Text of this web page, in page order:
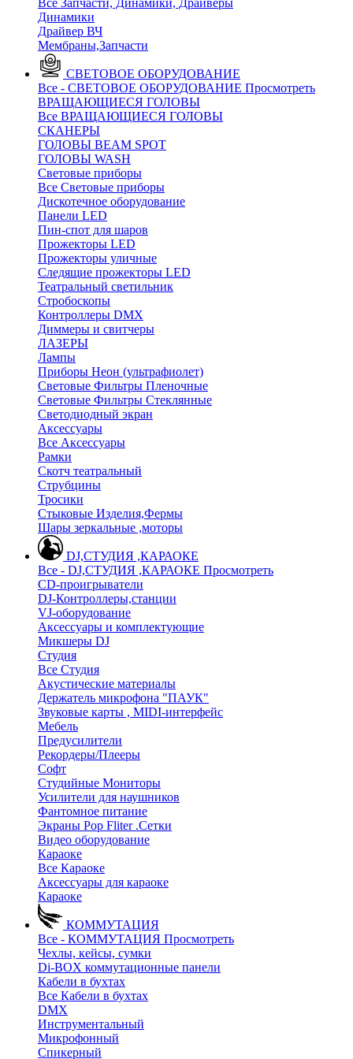
Все Запчасти, Динамики, Драйверы
Динамики
Драйвер ВЧ
Мембраны,Запчасти
СВЕТОВОЕ ОБОРУДОВАНИЕ
Все - СВЕТОВОЕ ОБОРУДОВАНИЕ Просмотреть
ВРАЩАЮЩИЕСЯ ГОЛОВЫ
Все ВРАЩАЮЩИЕСЯ ГОЛОВЫ
CКАНЕРЫ
ГОЛОВЫ BEAM SPOT
ГОЛОВЫ WASH
Световые приборы
Все Световые приборы
Дискотечное оборудование
Панели LED
Пин-спот для шаров
Прожекторы LED
Прожекторы уличные
Следящие прожекторы LED
Театральный светильник
Стробоскопы
Контроллеры DMX
Диммеры и свитчеры
ЛАЗЕРЫ
Лампы
Приборы Неон (ультрафиолет)
Световые Фильтры Пленочные
Световые Фильтры Стеклянные
Светодиодный экран
Аксессуары
Все Аксессуары
Рамки
Скотч театральный
Струбцины
Тросики
Стыковые Изделия,Фермы
Шары зеркальные ,моторы
DJ,СТУДИЯ ,КАРАОКЕ
Все - DJ,СТУДИЯ ,КАРАОКЕ Просмотреть
CD-проигрыватели
DJ-Контроллеры,станции
VJ-оборудование
Аксессуары и комплектующие
Микшеры DJ
Студия
Все Студия
Акустические материалы
Держатель микрофона "ПАУК"
Звуковые карты , MIDI-интерфейс
Мебель
Предусилители
Рекордеры/Плееры
Софт
Студийные Мониторы
Усилители для наушников
Фантомное питание
Экраны Pop Fliter .Сетки
Видео оборудование
Караоке
Все Караоке
Аксессуары для караоке
Караоке
КОММУТАЦИЯ
Все - КОММУТАЦИЯ Просмотреть
Чехлы, кейсы, сумки
Di-BOX коммутационные панели
Кабели в бухтах
Все Кабели в бухтах
DMX
Инструментальный
Микрофонный
Спикерный